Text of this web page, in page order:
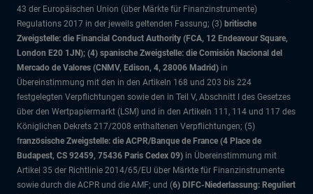
43 der Europäischen Union (über Märkte für Finanzinstrumente)
Regulations 2017 in der jeweils geltenden Fassung; (3) britische
Zweigstelle: die Financial Conduct Authority (FCA, 12 Endeavour Square,
London E20 1JN); (4) spanische Zweigstelle: die Comisión Nacional del
Mercado de Valores (CNMV, Edison, 4, 28006 Madrid) in
Übereinstimmung mit den in den Artikeln 168 und 203 bis 224
festgelegten Verpflichtungen sowie den in Teil V, Abschnitt I des Gesetzes
über den Wertpapiermarkt (LSM) und in den Artikeln 111, 114 und 117 des
Königlichen Dekrets 217/2008 enthaltenen Verpflichtungen; (5)
französische Zweigstelle: die ACPR/Banque de France (4 Place de
Budapest, CS 92459, 75436 Paris Cedex 09) in Übereinstimmung mit
Artikel 35 der Richtlinie 2014/65/EU über Märkte für Finanzinstrumente
sowie durch die ACPR und die AMF; und (6) DIFC-Niederlassung: Reguliert